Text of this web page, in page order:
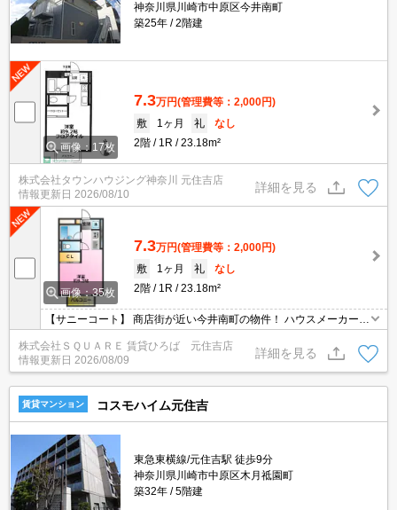
神奈川県川崎市中原区今井南町
築25年
2階建
画像：17枚
7.3万円(管理費等：2,000円)
敷
1ヶ月 礼
なし
2階
1R 23.18m²
株式会社タウンハウジング神奈川 元住吉店
情報更新日 2026/08/10
詳細を見る
画像：35枚
7.3万円(管理費等：2,000円)
敷
1ヶ月 礼
なし
2階
1R 23.18m²
【サニーコート】 商店街が近い今井南町の物件！ ハウスメーカー施
工、木造２×４構造のアパート♪ 南向きで陽当たり良好です♪
株式会社ＳＱＵＡＲＥ 賃貸ひろば 元住吉店
情報更新日 2026/08/09
詳細を見る
賃貸マンション コスモハイム元住吉
東急東横線/元住吉駅 徒歩9分
神奈川県川崎市中原区木月祗園町
築32年
5階建